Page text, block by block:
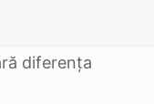
diferența